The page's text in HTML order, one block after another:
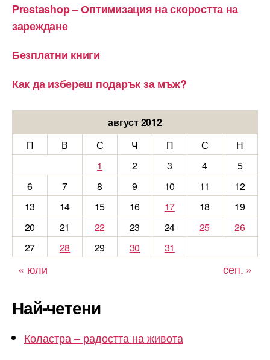
Prestashop – Оптимизация на скоростта на
зареждане
Безплатни книги
Как да избереш подарък за мъж?
август 2012
П
В С Ч П С
Н
1
2 3 4
5
6
7 8 9 10 11
12
13
14 15 16 17 18
19
20
21 22 23 24 25
26
27
28 29 30 31
« юли сеп. »
Най-четени
Коластра – радостта на живота